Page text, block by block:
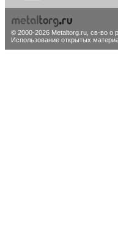
© 2000-2026 Metaltorg.ru, св-во о
Использование открытых